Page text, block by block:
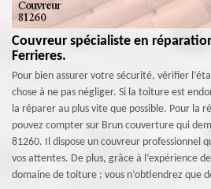
Couvreur spécialiste en
Ferrieres.
Pour bien assurer votre sécurité, vérifier
chose à ne pas négliger. Si la toiture est
la réparer au plus vite que possible. Pour la
pouvez compter sur Brun couverture qui
81260. Il dispose un couvreur professionnel
vos attentes. De plus, grâce à l’expérience
domaine de toiture ; vous n’obtiendrez que